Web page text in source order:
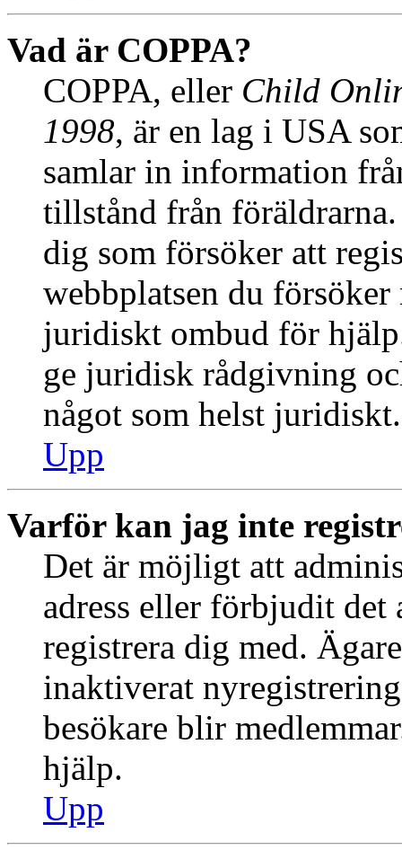
Vad är COPPA?
COPPA, eller Child
1998, är en lag i USA
samlar in information
tillstånd från
dig som försöker att
webbplatsen du
juridiskt ombud för
ge juridisk rådgivning
något som helst juridiskt.
Upp
Varför kan jag inte
Det är möjligt att
adress eller förbjudit det
registrera dig med.
inaktiverat
besökare blir
hjälp.
Upp